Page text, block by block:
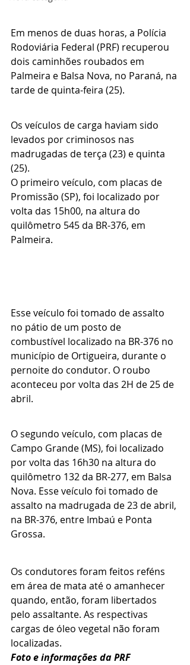
Em menos de duas horas, a Polícia
Rodoviária Federal (PRF) recuperou
dois caminhões roubados em
Palmeira e Balsa Nova, no Paraná, na
tarde de quinta-feira (25).
Os veículos de carga haviam sido
levados por criminosos nas
madrugadas de terça (23) e quinta
(25).
O primeiro veículo, com placas de
Promissão (SP), foi localizado por
volta das 15h00, na altura do
quilômetro 545 da BR-376, em
Palmeira.
Esse veículo foi tomado de assalto
no pátio de um posto de
combustível localizado na BR-376 no
município de Ortigueira, durante o
pernoite do condutor. O roubo
aconteceu por volta das 2H de 25 de
abril.
O segundo veículo, com placas de
Campo Grande (MS), foi localizado
por volta das 16h30 na altura do
quilômetro 132 da BR-277, em Balsa
Nova. Esse veículo foi tomado de
assalto na madrugada de 23 de abril,
na BR-376, entre Imbaú e Ponta
Grossa.
Os condutores foram feitos reféns
em área de mata até o amanhecer
quando, então, foram libertados
pelo assaltante. As respectivas
cargas de óleo vegetal não foram
localizadas.
Foto e informações da PRF